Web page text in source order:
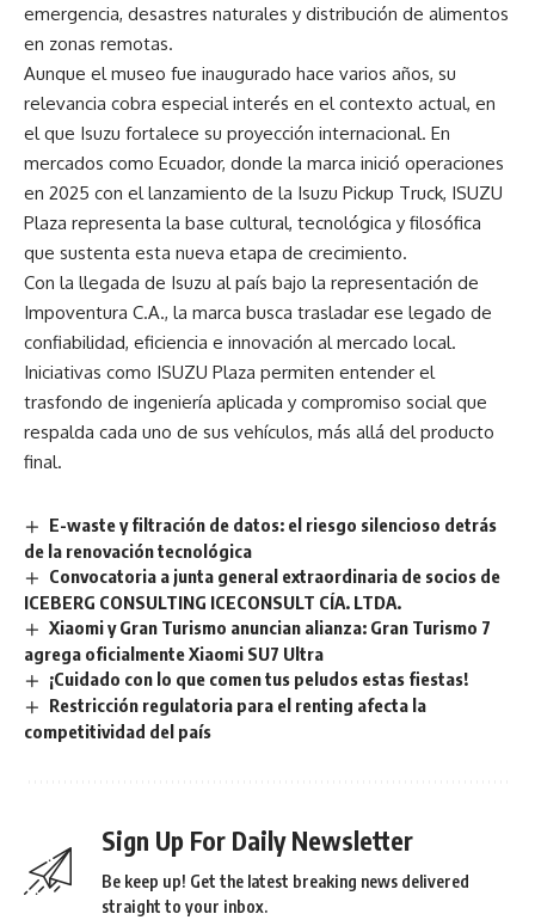
emergencia, desastres naturales y distribución de alimentos
en zonas remotas.
Aunque el museo fue inaugurado hace varios años, su
relevancia cobra especial interés en el contexto actual, en
el que Isuzu fortalece su proyección internacional. En
mercados como Ecuador, donde la marca inició operaciones
en 2025 con el lanzamiento de la Isuzu Pickup Truck, ISUZU
Plaza representa la base cultural, tecnológica y filosófica
que sustenta esta nueva etapa de crecimiento.
Con la llegada de Isuzu al país bajo la representación de
Impoventura C.A., la marca busca trasladar ese legado de
confiabilidad, eficiencia e innovación al mercado local.
Iniciativas como ISUZU Plaza permiten entender el
trasfondo de ingeniería aplicada y compromiso social que
respalda cada uno de sus vehículos, más allá del producto
final.
E-waste y filtración de datos: el riesgo silencioso detrás
de la renovación tecnológica
Convocatoria a junta general extraordinaria de socios de
ICEBERG CONSULTING ICECONSULT CÍA. LTDA.
Xiaomi y Gran Turismo anuncian alianza: Gran Turismo 7
agrega oficialmente Xiaomi SU7 Ultra
¡Cuidado con lo que comen tus peludos estas fiestas!
Restricción regulatoria para el renting afecta la
competitividad del país
Sign Up For Daily Newsletter
Be keep up! Get the latest breaking news delivered
straight to your inbox.